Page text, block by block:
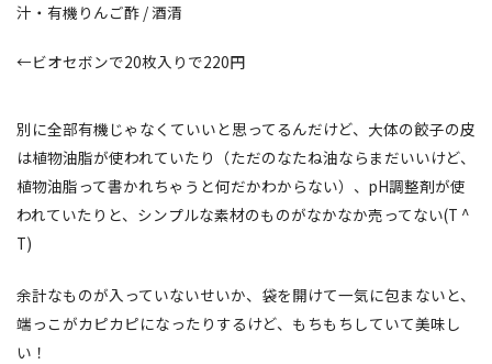
汁・有機りんご酢 / 酒清
←ビオセボンで20枚入りで220円
別に全部有機じゃなくていいと思ってるんだけど、大体の餃子の皮
は植物油脂が使われていたり（ただのなたね油ならまだいいけど、
植物油脂って書かれちゃうと何だかわからない）、pH調整剤が使
われていたりと、シンプルな素材のものがなかなか売ってない(T ^
T)
余計なものが入っていないせいか、袋を開けて一気に包まないと、
端っこがカピカピになったりするけど、もちもちしていて美味し
い！